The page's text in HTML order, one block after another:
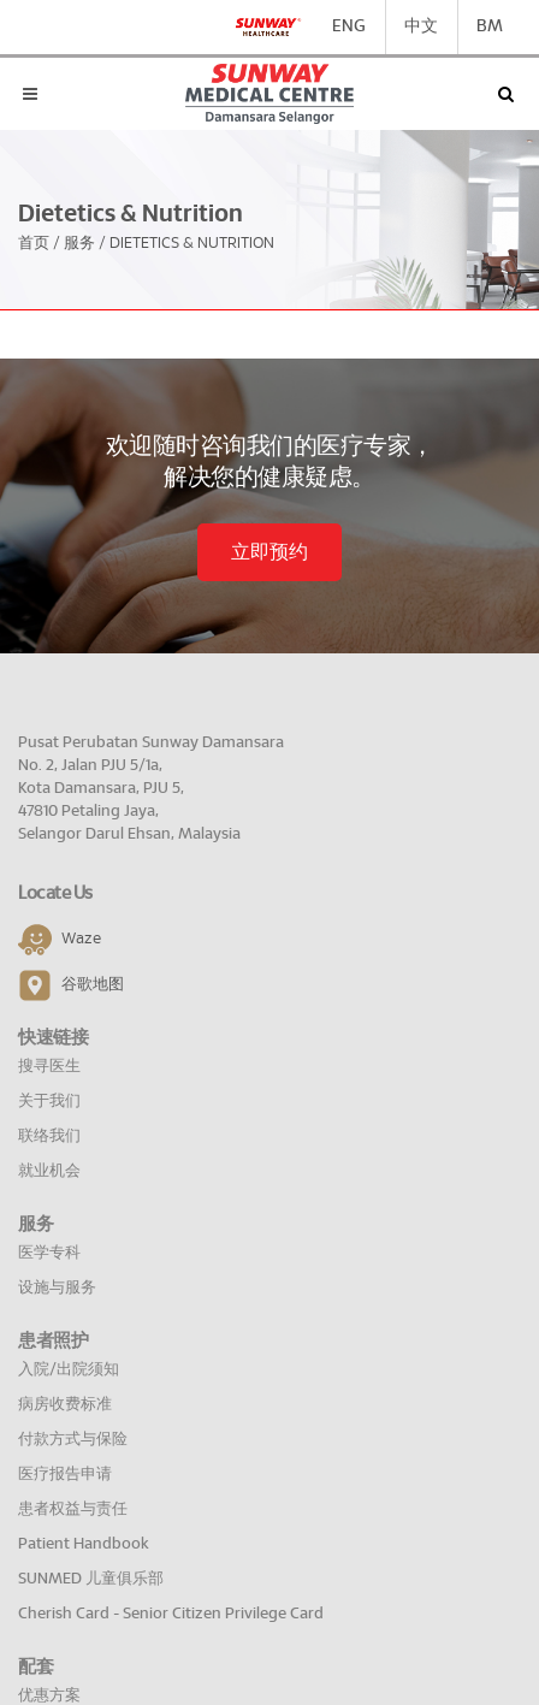
ENG 中文 BM
Dietetics & Nutrition
首页 / 服务 / DIETETICS & NUTRITION
欢迎随时咨询我们的医疗专家，
解决您的健康疑虑。
立即预约
Pusat Perubatan Sunway Damansara
No. 2, Jalan PJU 5/1a,
Kota Damansara, PJU 5,
47810 Petaling Jaya,
Selangor Darul Ehsan, Malaysia
Locate Us
Waze
谷歌地图
快速链接
搜寻医生
关于我们
联络我们
就业机会
服务
医学专科
设施与服务
患者照护
入院/出院须知
病房收费标准
付款方式与保险
医疗报告申请
患者权益与责任
Patient Handbook
SUNMED 儿童俱乐部
Cherish Card - Senior Citizen Privilege Card
配套
优惠方案